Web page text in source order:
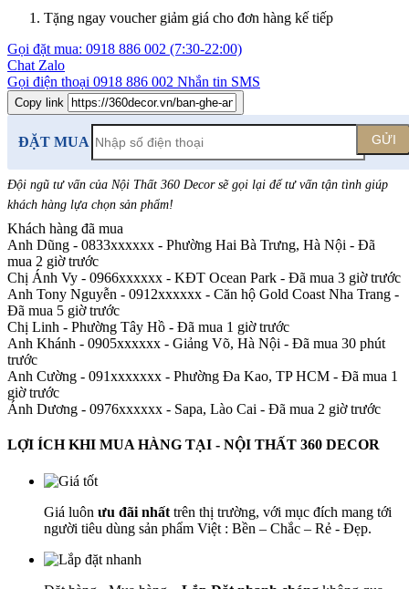
Tặng ngay voucher giảm giá cho đơn hàng kế tiếp
Gọi đặt mua: 0918 886 002 (7:30-22:00)
Chat Zalo
Gọi điện thoại 0918 886 002 Nhắn tin SMS
Copy link
ĐẶT MUA GỬI
Đội ngũ tư vấn của Nội Thất 360 Decor sẽ gọi lại để tư vấn tận tình giúp
khách hàng lựa chọn sản phẩm!
Khách hàng đã mua
Anh Dũng - 0833xxxxxx - Phường Hai Bà Trưng, Hà Nội - Đã
mua 2 giờ trước
Chị Ánh Vy - 0966xxxxxx - KĐT Ocean Park - Đã mua 3 giờ trước
Anh Tony Nguyễn - 0912xxxxxx - Căn hộ Gold Coast Nha Trang -
Đã mua 5 giờ trước
Chị Linh - Phường Tây Hồ - Đã mua 1 giờ trước
Anh Khánh - 0905xxxxxx - Giảng Võ, Hà Nội - Đã mua 30 phút
trước
Anh Cường - 091xxxxxxx - Phường Đa Kao, TP HCM - Đã mua 1
giờ trước
Ánh Dương - 0976xxxxxx - Sapa, Lào Cai - Đã mua 2 giờ trước
LỢI ÍCH KHI MUA HÀNG TẠI - NỘI THẤT 360 DECOR
Giá luôn ưu đãi nhất trên thị trường, với mục đích mang tới
người tiêu dùng sản phẩm Việt : Bền – Chắc – Rẻ - Đẹp.